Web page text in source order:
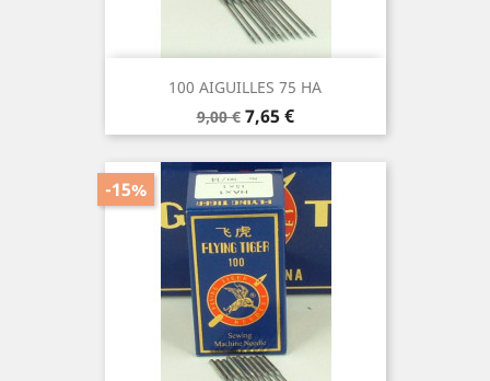
100 AIGUILLES 75 HA
Prix
de
base
9,00 € Prix
7,65 €
-15%